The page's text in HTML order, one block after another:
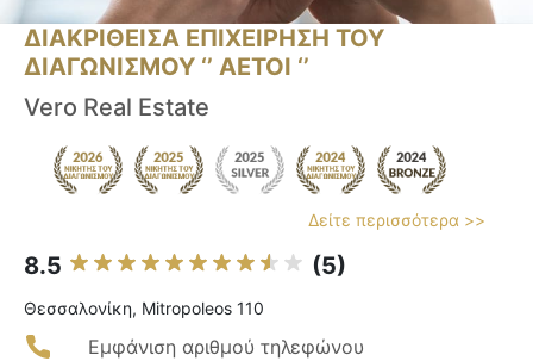
ΔΙΑΚΡΙΘΕΙΣΑ ΕΠΙΧΕΙΡΗΣΗ ΤΟΥ
ΔΙΑΓΩΝΙΣΜΟΥ ‘’ ΑΕΤΟΙ ‘’
Vero Real Estate
Δείτε περισσότερα >>
8.5 (5)
Θεσσαλονίκη, Mitropoleos 110
Εμφάνιση αριθμού τηλεφώνου